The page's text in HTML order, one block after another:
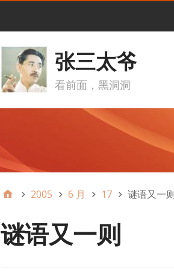
张三太爷
看前面，黑洞洞
2005 6 月 17 谜语又一
谜语又一则